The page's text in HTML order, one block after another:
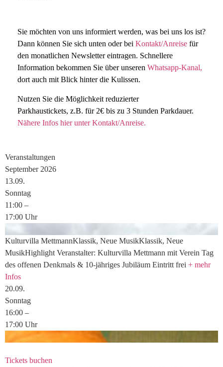
Sie möchten von uns informiert werden, was bei uns los ist?
Dann können Sie sich unten oder bei Kontakt/Anreise für
den monatlichen Newslettereintragen. Schnellere
Information bekommen Sie über unseren Whatsapp-Kanal,
dort auch mit Blick hinter die Kulissen.
Nutzen Sie die Möglichkeit reduzierter
Parkhaustickets, z.B. für 2€ bis zu 3 Stunden Parkdauer.
Nähere Infos hier unter Kontakt/Anreise.
Veranstaltungen
September 2026
13.09.
Sonntag
11:00 –
17:00 Uhr
Kulturvilla MettmannKlassik, Neue MusikKlassik, Neue
MusikHighlight Veranstalter: Kulturvilla Mettmann mit Verein Tag
des offenen Denkmals & 10-jähriges Jubiläum Eintritt frei + mehr
Infos
20.09.
Sonntag
16:00 –
17:00 Uhr
Tickets buchen